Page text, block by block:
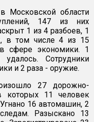
Московской области
147 из них
1 из 4 разбоев, 1
в том числе 4 из 15
сфере экономики. 1
Сотрудники
и 2 раза - оружие.
27 дорожно-
которых 11 человек
16 автомашин, 2
Разыскано 13